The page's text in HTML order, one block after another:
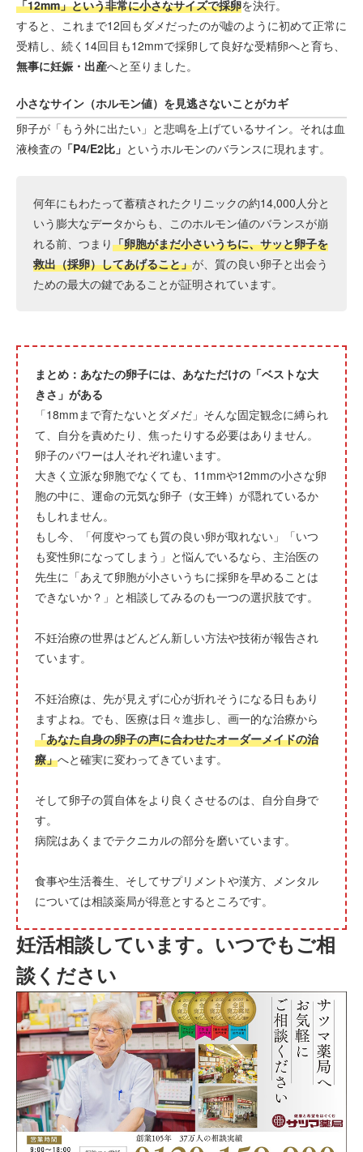
「12mm」という非常に小さなサイズで採卵を決行。
すると、これまで12回もダメだったのが嘘のように初めて正常に
受精し、続く14回目も12mmで採卵して良好な受精卵へと育ち、
無事に妊娠・出産へと至りました。
小さなサイン（ホルモン値）を見逃さないことがカギ
卵子が「もう外に出たい」と悲鳴を上げているサイン。それは血
液検査の 「P4/E2比」 というホルモンのバランスに現れます。
何年にもわたって蓄積されたクリニックの約14,000人分と
いう膨大なデータからも、このホルモン値のバランスが崩
れる前、つまり「卵胞がまだ小さいうちに、サッと卵子を
救出（採卵）してあげること」が、質の良い卵子と出会う
ための最大の鍵であることが証明されています。
まとめ：あなたの卵子には、あなただけの「ベストな大
きさ」がある
「18mmまで育たないとダメだ」そんな固定観念に縛られ
て、自分を責めたり、焦ったりする必要はありません。
卵子のパワーは人それぞれ違います。
大きく立派な卵胞でなくても、11mmや12mmの小さな卵
胞の中に、運命の元気な卵子（女王蜂）が隠れているか
もしれません。
もし今、「何度やっても質の良い卵が取れない」「いつ
も変性卵になってしまう」と悩んでいるなら、主治医の
先生に「あえて卵胞が小さいうちに採卵を早めることは
できないか？」と相談してみるのも一つの選択肢です。
不妊治療の世界はどんどん新しい方法や技術が報告され
ています。
不妊治療は、先が見えずに心が折れそうになる日もあり
ますよね。でも、医療は日々進歩し、画一的な治療から
「あなた自身の卵子の声に合わせたオーダーメイドの治
療」へと確実に変わってきています。
そして卵子の質自体をより良くさせるのは、自分自身で
す。
病院はあくまでテクニカルの部分を磨いています。
食事や生活養生、そしてサプリメントや漢方、メンタル
については相談薬局が得意とするところです。
妊活相談しています。いつでもご相
談ください